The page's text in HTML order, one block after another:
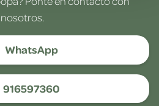
nosotros.
WhatsApp
916597360